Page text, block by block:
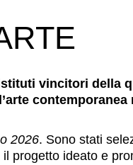
vincitori della
contemporanea
2026. Sono stati
il progetto ideato e